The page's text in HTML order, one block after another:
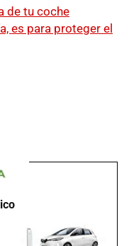
de tu coche
es para proteger el